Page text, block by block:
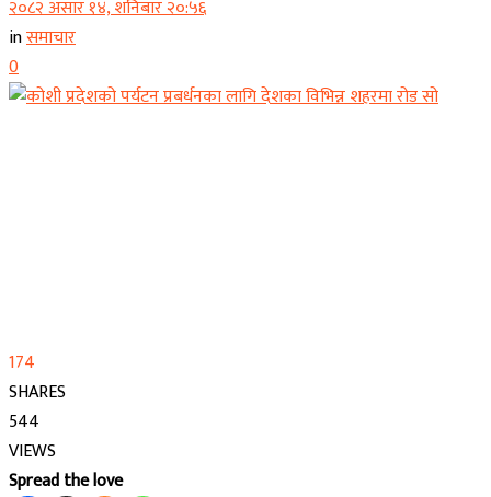
२०८२ असार १४, शनिबार २०:५६
inसमाचार
0
174
SHARES
544
VIEWS
Spread the love